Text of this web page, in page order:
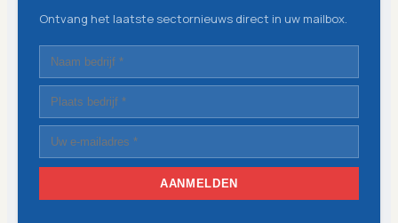
Ontvang het laatste sectornieuws direct in uw mailbox.
AANMELDEN